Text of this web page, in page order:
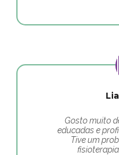
Gosto muito
educadas e
Tive um